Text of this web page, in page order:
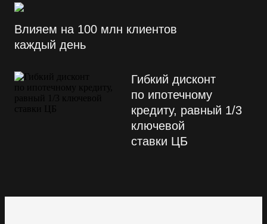
Влияем на 100 млн клиентов
каждый день
Гибкий дисконт
по ипотечному
кредиту, равный 1/3
ключевой
ставки ЦБ